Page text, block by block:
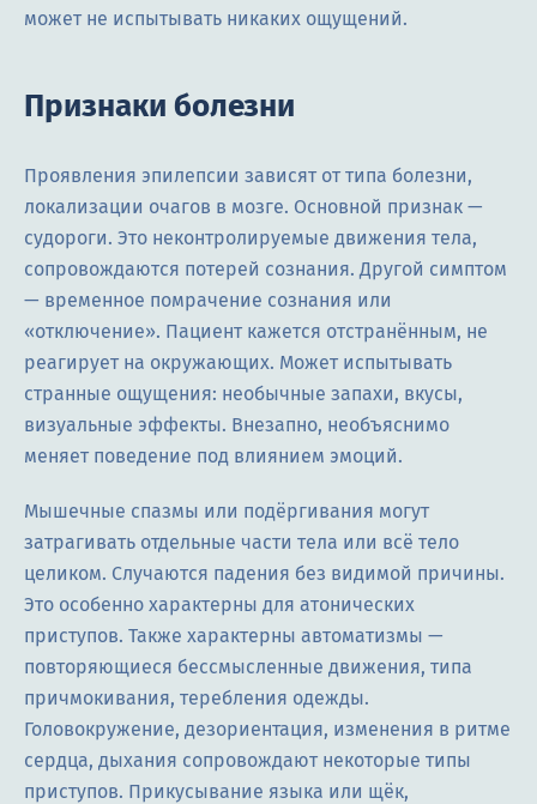
может не испытывать никаких ощущений.
Признаки болезни
Проявления эпилепсии зависят от типа болезни,
локализации очагов в мозге. Основной признак —
судороги. Это неконтролируемые движения тела,
сопровождаются потерей сознания. Другой симптом
— временное помрачение сознания или
«отключение». Пациент кажется отстранённым, не
реагирует на окружающих. Может испытывать
странные ощущения: необычные запахи, вкусы,
визуальные эффекты. Внезапно, необъяснимо
меняет поведение под влиянием эмоций.
Мышечные спазмы или подёргивания могут
затрагивать отдельные части тела или всё тело
целиком. Случаются падения без видимой причины.
Это особенно характерны для атонических
приступов. Также характерны автоматизмы —
повторяющиеся бессмысленные движения, типа
причмокивания, теребления одежды.
Головокружение, дезориентация, изменения в ритме
сердца, дыхания сопровождают некоторые типы
приступов. Прикусывание языка или щёк,